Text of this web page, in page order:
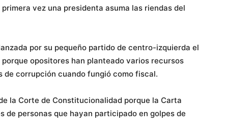
vez una presidenta asuma las riendas del
por su pequeño partido de centro-izquierda el
opositores han planteado varios recursos
de corrupción cuando fungió como fiscal.
la Corte de Constitucionalidad porque la Carta
de personas que hayan participado en golpes de